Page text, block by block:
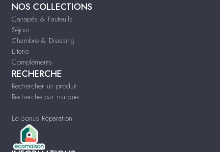
NOS COLLECTIONS
Canapés & Fauteuils
Séjour
Chambre & Dressing
Literie
Compléments
RECHERCHE
Rechercher un produit
Recherche par marque
Le Bonus Réparation